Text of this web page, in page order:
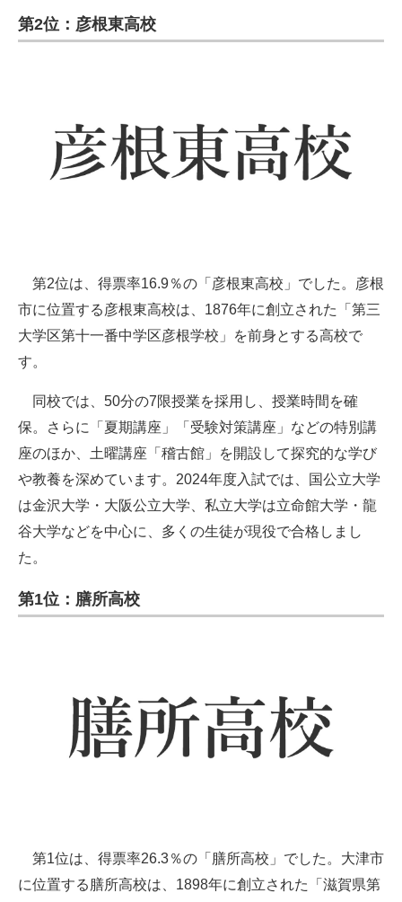
第2位：彦根東高校
第2位は、得票率16.9％の「彦根東高校」でした。彦根
市に位置する彦根東高校は、1876年に創立された「第三
大学区第十一番中学区彦根学校」を前身とする高校で
す。
同校では、50分の7限授業を採用し、授業時間を確
保。さらに「夏期講座」「受験対策講座」などの特別講
座のほか、土曜講座「稽古館」を開設して探究的な学び
や教養を深めています。2024年度入試では、国公立大学
は金沢大学・大阪公立大学、私立大学は立命館大学・龍
谷大学などを中心に、多くの生徒が現役で合格しまし
た。
第1位：膳所高校
第1位は、得票率26.3％の「膳所高校」でした。大津市
に位置する膳所高校は、1898年に創立された「滋賀県第